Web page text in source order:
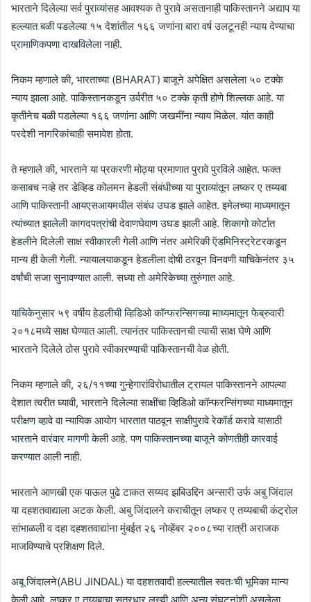
भारताने दिलेल्या सर्व पुराव्यांसह आवश्यक ते पुरावे असतानाही पाकिस्तानने अद्याप या
हल्ल्यात बळी पडलेल्या १५ देशांतील १६६ जणांना बारा वर्ष उलटूनही न्याय देण्याचा
प्रामाणिकपणा दाखविलेला नाही.
निकम म्हणाले की, भारताच्या (BHARAT) बाजूने अपेक्षित असलेला ५० टक्के
न्याय झाला आहे. पाकिस्तानकडून उर्वरीत ५० टक्के कृती होणे शिल्लक आहे. या
कृतीनेच बळी पडलेल्या १६६ जणांना आणि जखमींना न्याय मिळेल. यांत काही
परदेशी नागरिकांचाही समावेश होता.
ते म्हणाले की, भारताने या प्रकरणी मोठ्या प्रमाणात पुरावे पुरविले आहेत. फक्त
कसाबच नव्हे तर डेव्हिड कोलमन हेडली संबंधीच्या या पुराव्यांतून लष्कर ए तय्यबा
आणि पाकिस्तानी आयएसआयमधील संबंध उघड झाले आहेत. इमेलच्या माध्यमातून
त्यांच्यात झालेली कागदपत्रांची देवाणघेवाण उघड झाली आहे. शिकागो कोर्टात
हेडलीने दिलेली साक्ष स्वीकारली गेली आणि नंतर अमेरिकी ऍडमिनिस्ट्रेटरकडून
मान्य ही केली गेली. न्यायालयाकडून हेडलीला दोषी ठरवून विनवणी याचिकेनंतर ३५
वर्षांची सजा सुनावण्यात आली. सध्या तो अमेरिकेच्या तुरुंगात आहे.
याचिकेनुसार ५९ वर्षीय हेडलीची व्हिडिओ कॉन्फरन्सिगच्या माध्यमातून फेब्रुवारी
२०१८मध्ये साक्ष घेण्यात आली. त्यानंतर पाकिस्तानची त्याची साक्ष घेणे आणि
भारताने दिलेले ठोस पुरावे स्वीकारण्याची पाकिस्तानची वेळ होती.
निकम म्हणाले की, २६/११च्या गुन्हेगारांविरोधातील ट्रायल पाकिस्तानने आपल्या
देशात त्वरीत घ्यावी, भारताने दिलेल्या साक्षींचा व्हिडिओ कॉन्फरन्सिंगच्या माध्यमातून
परीक्षण व्हावे वा न्यायिक आयोग भारतात पाठवून साक्षीपुरावे रेकॉर्ड करावे यासाठी
भारताने वारंवार मागणी केली आहे. पण पाकिस्तानच्या बाजूने कोणतीही कारवाई
करण्यात आली नाही.
भारताने आणखी एक पाऊल पुढे टाकत सय्यद झबिउद्दिन अन्सारी उर्फ अबु जिंदाल
या दहशतवाद्याला अटक केली. अबु जिंदालने कराचीतून लष्कर ए तय्यबाची कंट्रोल
सांभाळली व दहा दहशतवाद्यांना मुंबईत २६ नोव्हेंबर २००८च्या रात्री अराजक
माजविण्याचे प्रशिक्षण दिले.
अबू जिंदालने(ABU JINDAL) या दहशतवादी हल्ल्यातील स्वतःची भूमिका मान्य